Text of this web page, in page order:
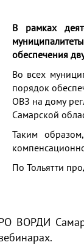
ВОРДИ
В рамках
обеспечения
Во всех
порядок
ОВЗ на дому
Самарской
Таким
По Тольятти